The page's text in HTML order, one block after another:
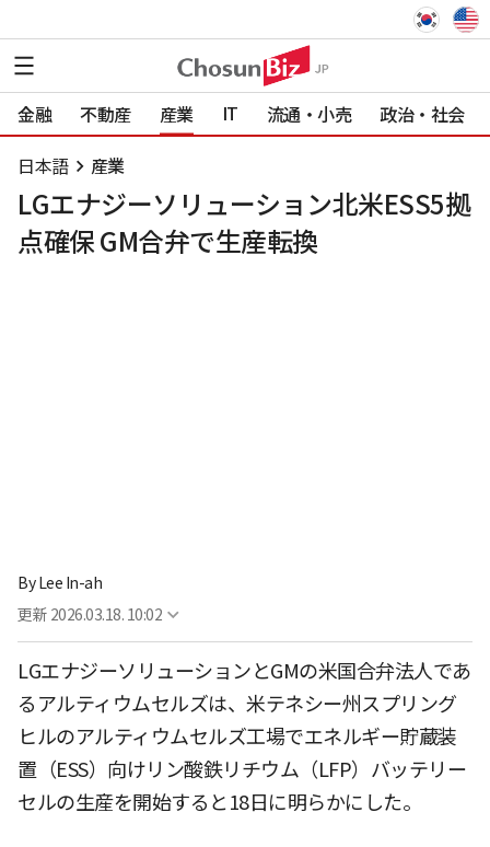
金融 不動産 産業 IT 流通・小売 政治・社会
日本語 産業
LGエナジーソリューション北米ESS5拠
点確保 GM合弁で生産転換
ByLee In-ah
更新 2026.03.18. 10:02
LGエナジーソリューションとGMの米国合弁法人であ
るアルティウムセルズは、米テネシー州スプリング
ヒルのアルティウムセルズ工場でエネルギー貯蔵装
置（ESS）向けリン酸鉄リチウム（LFP）バッテリー
セルの生産を開始すると18日に明らかにした。